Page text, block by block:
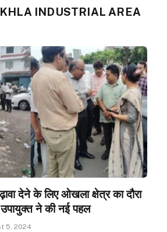
INDUSTRIAL AREA
देने के लिए ओखला क्षेत्र का दौरा
ने की नई पहल
5, 2024